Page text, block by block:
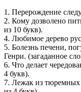
1. Перерождение
2. Кому дозволено
из 10 букв).
4. Любимое дерево
5. Болезнь печени,
Генри. (загаданное
6. Что делает
4 букв).
7. Лежак из тюремных